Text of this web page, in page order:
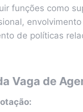
funções como
de políticas
Vaga de